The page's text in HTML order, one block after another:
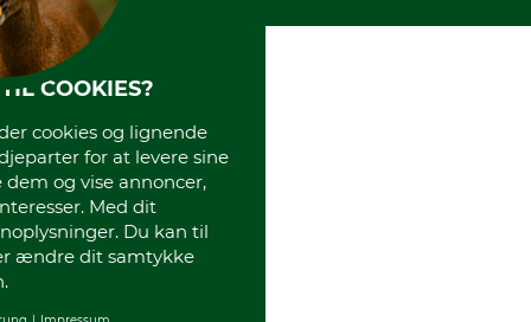
COOKIES?
cookies og lignende
for at levere sine
og vise annoncer,
Med dit
Du kan til
ændre dit samtykke